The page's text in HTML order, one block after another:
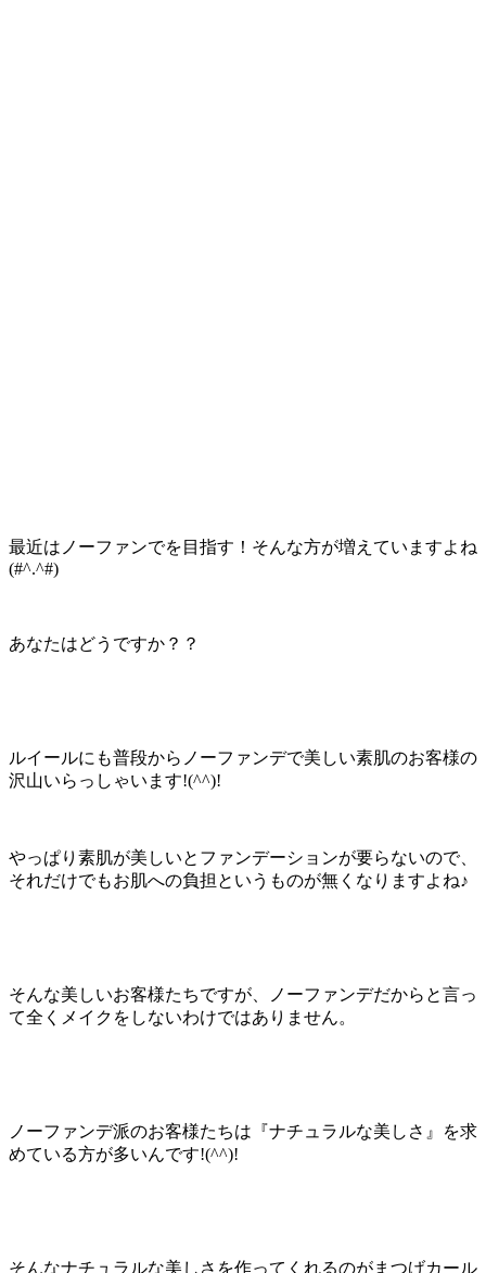
最近はノーファンでを目指す！そんな方が増えていますよね
(#^.^#)
あなたはどうですか？？
ルイールにも普段からノーファンデで美しい素肌のお客様の
沢山いらっしゃいます!(^^)!
やっぱり素肌が美しいとファンデーションが要らないので、
それだけでもお肌への負担というものが無くなりますよね♪
そんな美しいお客様たちですが、ノーファンデだからと言っ
て全くメイクをしないわけではありません。
ノーファンデ派のお客様たちは『ナチュラルな美しさ』を求
めている方が多いんです!(^^)!
そんなナチュラルな美しさを作ってくれるのがまつげカール